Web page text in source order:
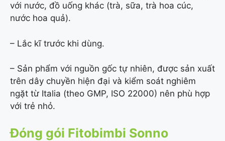
với nước, đồ uống khác (trà, sữa, trà hoa cúc,
nước hoa quả).
– Lắc kĩ trước khi dùng.
– Sản phẩm với nguồn gốc tự nhiên, được sản xuất
trên dây chuyền hiện đại và kiểm soát nghiêm
ngặt từ Italia (theo GMP, ISO 22000) nên phù hợp
với trẻ nhỏ.
Đóng gói Fitobimbi Sonno